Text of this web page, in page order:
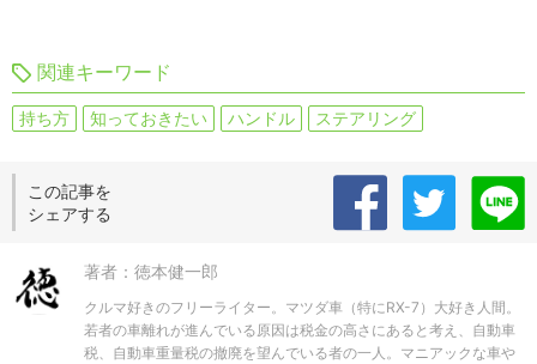
関連キーワード
持ち方 知っておきたい ハンドル ステアリング
この記事を
シェアする
著者：徳本健一郎
クルマ好きのフリーライター。マツダ車（特にRX-7）大好き人間。
若者の車離れが進んでいる原因は税金の高さにあると考え、自動車
税、自動車重量税の撤廃を望んでいる者の一人。マニアックな車や